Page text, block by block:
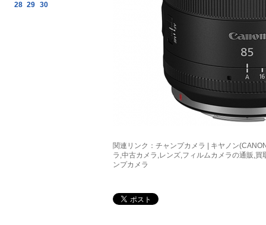
関連リンク： チャンプカメラ | キヤノン
ラ,中古カメラ,レンズ,フィルムカメラの通販,
ンプカメラ
28 29 30